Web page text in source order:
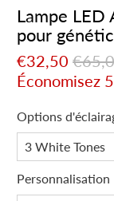
Lampe LED
pour
€32,50
Économisez
Options
Personnalisation